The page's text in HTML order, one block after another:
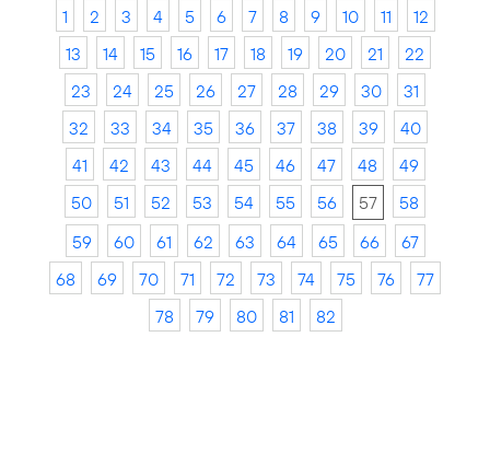
1 2 3 4 5 6 7 8 9 10 11
12
13
14 15 16 17 18 19 20 21
22
23
24 25 26 27 28 29 30
31
32
33 34 35 36 37 38 39
40
41
42 43 44 45 46 47 48
49
50
51 52 53 54 55 56 57
58
59
60 61 62 63 64 65 66
67
68
69 70 71 72 73 74 75 76
77
78
79 80 81 82